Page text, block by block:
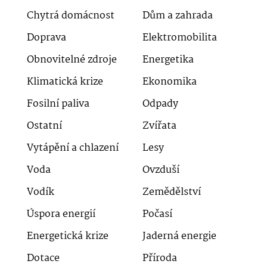
Chytrá domácnost
Dům a zahrada
Doprava
Elektromobilita
Obnovitelné zdroje
Energetika
Klimatická krize
Ekonomika
Fosilní paliva
Odpady
Ostatní
Zvířata
Vytápění a chlazení
Lesy
Voda
Ovzduší
Vodík
Zemědělství
Úspora energií
Počasí
Energetická krize
Jaderná energie
Dotace
Příroda